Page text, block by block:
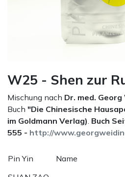
W25 - Shen zur
Mischung nach Dr. med.
Buch "Die Chinesische
im Goldmann Verlag) Buch
555 - http://
Pin Yin Name